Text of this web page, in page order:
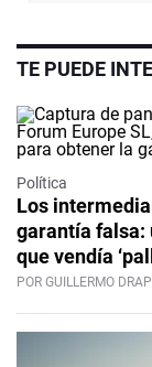
TE PUEDE
Política
Los
garantía falsa:
que vendía
POR GUILLERMO